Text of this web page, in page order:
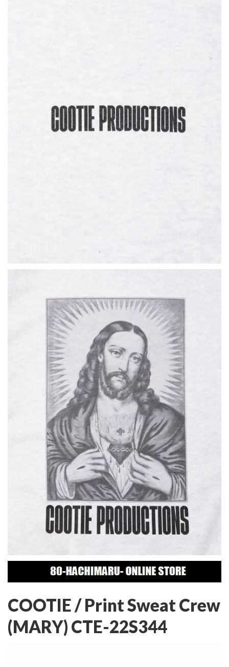
COOTIE / Print Sweat Crew
(MARY) CTE-22S344